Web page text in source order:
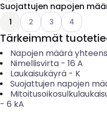
Suojattujen napojen
1 Katso käytettävissä
2 Katso
3 Katso
4
Tärkeimmät
Napojen määrä
Nimellisvirta- 16 A
Laukaisukäyrä- K
Suojattujen napojen
- 6 kA